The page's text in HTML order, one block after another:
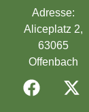
Adresse:
Aliceplatz 2,
63065
Offenbach